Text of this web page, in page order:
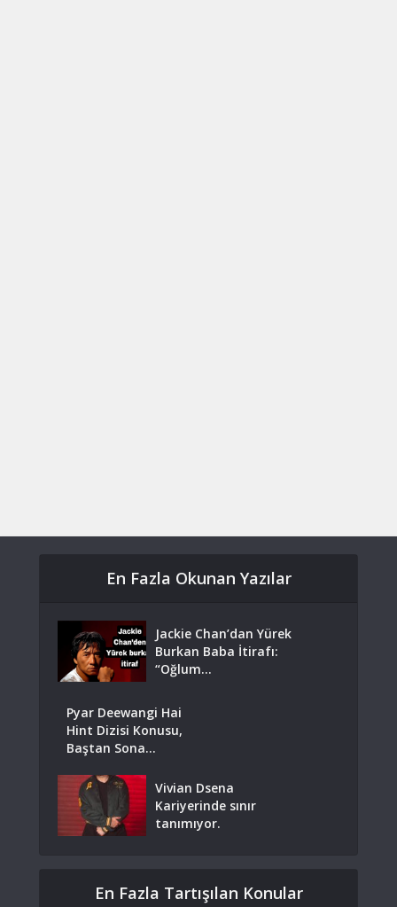
En Fazla Okunan Yazılar
Jackie Chan’dan Yürek
Burkan Baba İtirafı:
“Oğlum...
Pyar Deewangi Hai
Hint Dizisi Konusu,
Baştan Sona...
Vivian Dsena
Kariyerinde sınır
tanımıyor.
En Fazla Tartışılan Konular